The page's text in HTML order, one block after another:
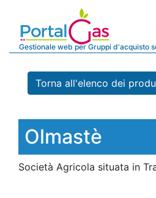
Gestionale web per Gruppi d'acquisto
Torna all'elenco dei
Olmastè
Società Agricola situata in